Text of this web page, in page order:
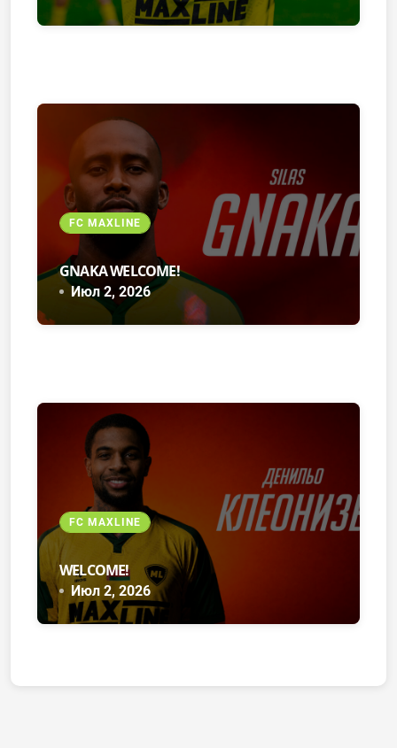
FC MAXLINE
GNAKA WELCOME!
Июл 2, 2026
FC MAXLINE
WELCOME!
Июл 2, 2026